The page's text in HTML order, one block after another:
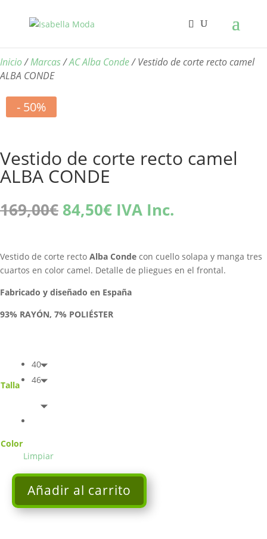
Inicio/Marcas/AC Alba Conde/ Vestido de corte recto camel
ALBA CONDE
- 50%
Vestido de corte recto camel
ALBA CONDE
169,00€ El
precio
era:
169,00€.
84,50€El
precio
es:
84,50€.
IVA Inc.
Vestido de corte recto Alba Conde con cuello solapa y manga tres
cuartos en color camel. Detalle de pliegues en el frontal.
Fabricado y diseñado en España
93% RAYÓN, 7% POLIÉSTER
Talla
40
46
Color
Limpiar
VestidoAñadir al carrito